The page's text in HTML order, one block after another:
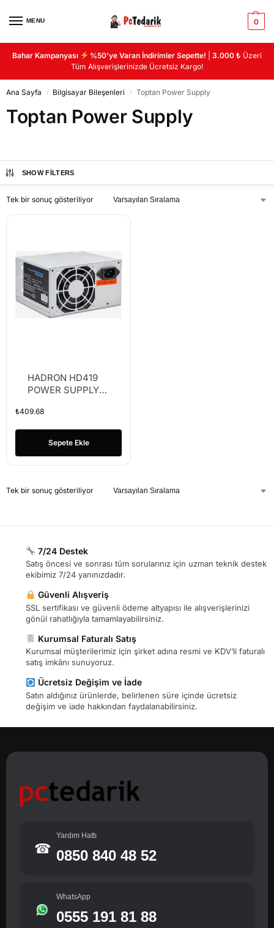
MENU 0
Bahar Kampanyası %50’ye Varan İndirimler Sepette! |3.000 ₺ Üzeri
Tüm Alışverişlerinizde Ücretsiz Kargo!
Ana Sayfa / Bilgisayar Bileşenleri / Toptan Power Supply
Toptan Power Supply
SHOW FILTERS
Tek bir sonuç gösteriliyor
HADRON HD419
POWER SUPPLY
₺409.68
Sepete Ekle
Tek bir sonuç gösteriliyor
7/24 Destek
Satış öncesi ve sonrası tüm sorularınız için uzman teknik destek
ekibimiz 7/24 yanınızdadır.
Güvenli Alışveriş
SSL sertifikası ve güvenli ödeme altyapısı ile alışverişlerinizi
gönül rahatlığıyla tamamlayabilirsiniz.
Kurumsal Faturalı Satış
Kurumsal müşterilerimiz için şirket adına resmi ve KDV’li faturalı
satış imkânı sunuyoruz.
Ücretsiz Değişim ve İade
Satın aldığınız ürünlerde, belirlenen süre içinde ücretsiz
değişim ve iade hakkından faydalanabilirsiniz.
☎
Yardım Hattı
0850 840 48 52
WhatsApp
0555 191 81 88